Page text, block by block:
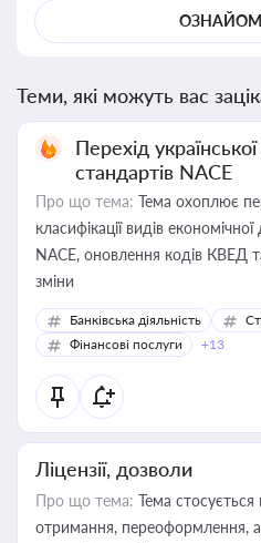
Теми, які можуть вас
Перехід
стандартів NACE
Про що тема: Тема охоплює
класифікації видів
NACE, оновлення кодів КВЕД
зміни
Банківська діяльність
Фінансові послуги
+13
Ліцензії, дозволи
Про що тема: Тема
отримання, переоформлення,